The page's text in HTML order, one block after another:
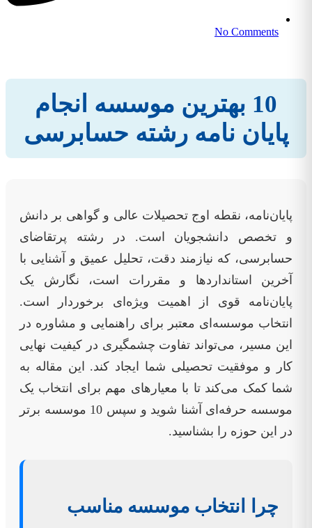
No Comments
10 بهترین موسسه انجام
پایان نامه رشته حسابرسی
پایان‌نامه، نقطه اوج تحصیلات عالی و گواهی بر دانش
و تخصص دانشجویان است. در رشته پرتقاضای
حسابرسی، که نیازمند دقت، تحلیل عمیق و آشنایی با
آخرین استانداردها و مقررات است، نگارش یک
پایان‌نامه قوی از اهمیت ویژه‌ای برخوردار است.
انتخاب موسسه‌ای معتبر برای راهنمایی و مشاوره در
این مسیر، می‌تواند تفاوت چشمگیری در کیفیت نهایی
کار و موفقیت تحصیلی شما ایجاد کند. این مقاله به
شما کمک می‌کند تا با معیارهای مهم برای انتخاب یک
موسسه حرفه‌ای آشنا شوید و سپس 10 موسسه برتر
در این حوزه را بشناسید.
چرا انتخاب موسسه مناسب